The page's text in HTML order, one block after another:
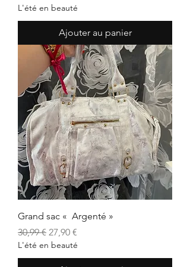
L'été en beauté
Ajouter au panier
Grand sac « Argenté »
Prix original
30,99 € Prix promotionnel
27,90 €
L'été en beauté